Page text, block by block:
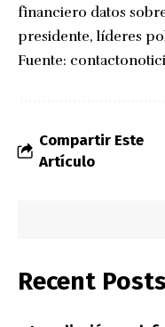
financiero datos
presidente, líderes
Fuente:
Compartir Este
Artículo
Recent Posts